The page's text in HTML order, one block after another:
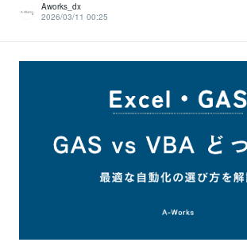
Aworks_dx
2026/03/11 00:25